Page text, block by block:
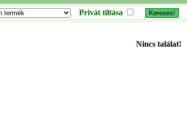
Privát tiltása
Nincs találat!